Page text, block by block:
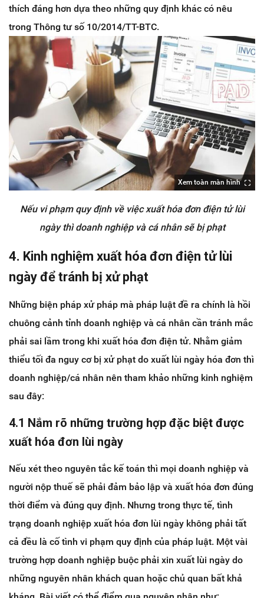
thích đáng hơn dựa theo những quy định khác có nêu
trong Thông tư số 10/2014/TT-BTC.
Xem toàn màn hình
Nếu vi phạm quy định về việc xuất hóa đơn điện tử lùi
ngày thì doanh nghiệp và cá nhân sẽ bị phạt
4. Kinh nghiệm xuất hóa đơn điện tử lùi
ngày để tránh bị xử phạt
Những biện pháp xử pháp mà pháp luật đề ra chính là hồi
chuông cảnh tỉnh doanh nghiệp và cá nhân cần tránh mắc
phải sai lầm trong khi xuất hóa đơn điện tử. Nhằm giảm
thiểu tối đa nguy cơ bị xử phạt do xuất lùi ngày hóa đơn thì
doanh nghiệp/cá nhân nên tham khảo những kinh nghiệm
sau đây:
4.1 Nắm rõ những trường hợp đặc biệt được
xuất hóa đơn lùi ngày
Nếu xét theo nguyên tắc kế toán thì mọi doanh nghiệp và
người nộp thuế sẽ phải đảm bảo lập và xuất hóa đơn đúng
thời điểm và đúng quy định. Nhưng trong thực tế, tình
trạng doanh nghiệp xuất hóa đơn lùi ngày không phải tất
cả đều là cố tình vi phạm quy định của pháp luật. Một vài
trường hợp doanh nghiệp buộc phải xin xuất lùi ngày do
những nguyên nhân khách quan hoặc chủ quan bất khả